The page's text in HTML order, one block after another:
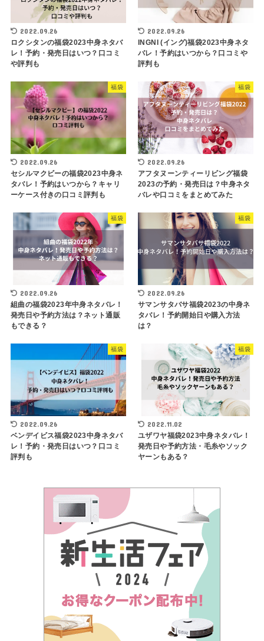
2022.09.26
ロクシタンの福袋2023中身ネタバ
レ！予約・発売日はいつ？口コミ
や評判も
2022.09.26
INGNI (イング)福袋2023中身ネタ
バレ！予約はいつから？口コミや
評判も
福袋
2022.09.26
セシルマクビーの福袋2023中身ネ
タバレ！予約はいつから？キャリ
ーケース付きの口コミ評判も
福袋
2022.09.26
アフタヌーンティーリビング福袋
2023の予約・発売日は？中身ネタ
バレや口コミをまとめてみた
福袋
2022.09.26
組曲の福袋2023年中身ネタバレ！
発売日や予約方法は？ネット通販
もできる？
福袋
2022.09.26
サマンサタバサ福袋2023の中身ネ
タバレ！予約開始日や購入方法
は？
福袋
2022.09.26
ベンデイビス福袋2023中身ネタバ
レ！予約・発売日はいつ？口コミ
評判も
福袋
2022.11.02
ユザワヤ福袋2023中身ネタバレ！
発売日や予約方法・毛糸やソック
ヤーンもある？